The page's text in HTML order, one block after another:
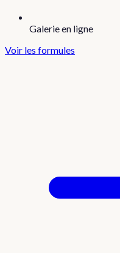
Galerie en ligne
Voir les formules